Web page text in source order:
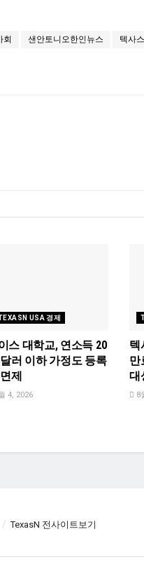
회 샌안토니오한인뉴스 텍사스
USA 경제
스 대학교, 연소득 20
러 이하 가정도 등록
제
4, 2026
텍
만
대
8
TexasN 전사이트보기